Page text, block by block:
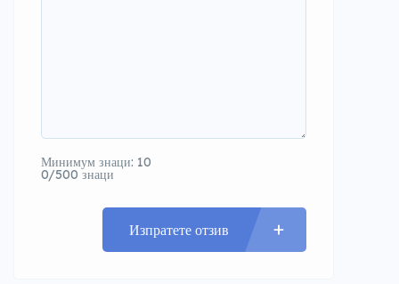
Минимум знаци: 10
0/500 знаци
Изпратете отзив